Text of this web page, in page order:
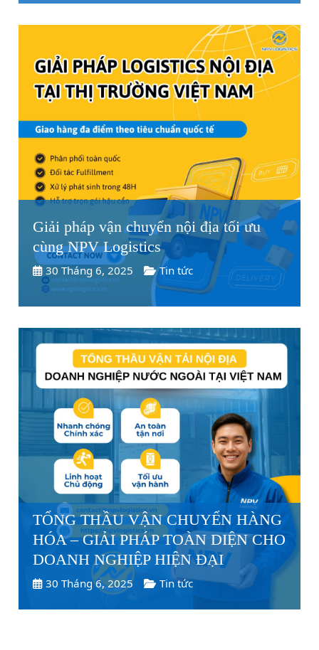
Giải pháp vận chuyển nội địa tối ưu
cùng NPV Logistics
30 Tháng 6, 2025 Tin tức
TỔNG THẦU VẬN CHUYỂN HÀNG
HÓA – GIẢI PHÁP TOÀN DIỆN CHO
DOANH NGHIỆP HIỆN ĐẠI
30 Tháng 6, 2025 Tin tức